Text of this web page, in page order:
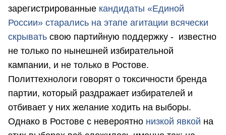
зарегистрированные кандидаты «Единой
России» старались на этапе агитации всячески
скрывать свою партийную поддержку - известно
не только по нынешней избирательной
кампании, и не только в Ростове.
Политтехнологи говорят о токсичности бренда
партии, который раздражает избирателей и
отбивает у них желание ходить на выборы.
Однако в Ростове с невероятно низкой явкой на